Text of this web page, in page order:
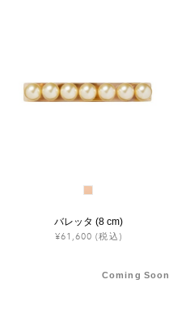
バレッタ (8 cm)
¥61,600 (税込)
Coming Soon